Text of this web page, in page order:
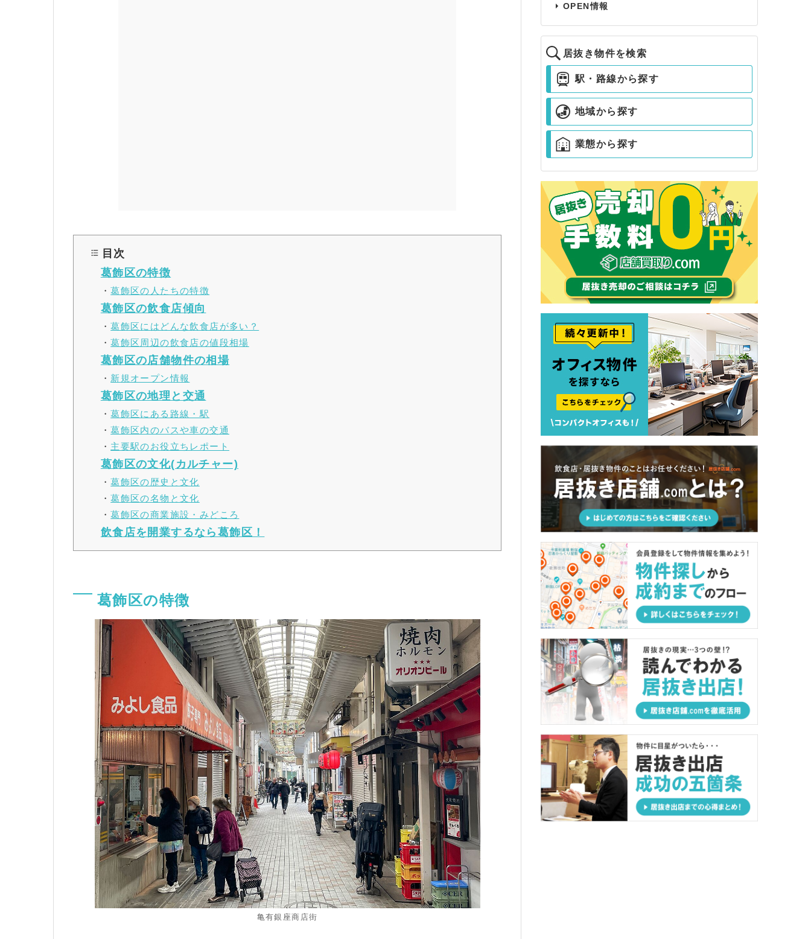
目次
葛飾区の特徴
・葛飾区の人たちの特徴
葛飾区の飲食店傾向
・葛飾区にはどんな飲食店が多い？
・葛飾区周辺の飲食店の値段相場
葛飾区の店舗物件の相場
・ 新規オープン情報
葛飾区の地理と交通
・葛飾区にある路線・駅
・葛飾区内のバスや車の交通
・ 主要駅のお役立ちレポート
葛飾区の文化(カルチャー)
・葛飾区の歴史と文化
・葛飾区の名物と文化
・葛飾区の商業施設・みどころ
飲食店を開業するなら葛飾区！
葛飾区の特徴
亀有銀座商店街
OPEN情報
居抜き物件を検索
駅・路線から探す
地域から探す
業態から探す